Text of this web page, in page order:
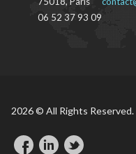
06 52 37 93 09
2026 © All Rights Reserved.